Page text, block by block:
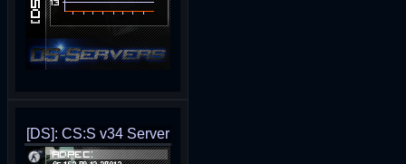
[DS]: CS:S v34 Server